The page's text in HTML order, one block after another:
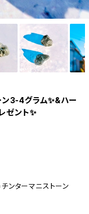
3-4グラム✨&ハー
ゼント✨
ンターマニストーン